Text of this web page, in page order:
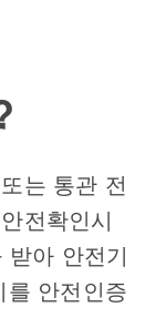
는 통관 전
전확인시
아 안전기
안전인증